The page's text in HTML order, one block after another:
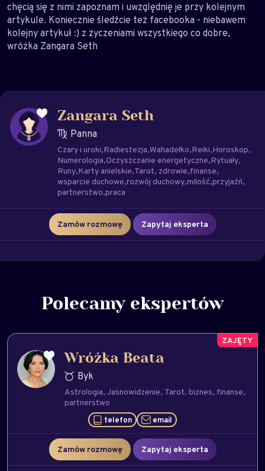
chęcią się z nimi zapoznam i uwzględnię je przy kolejnym
artykule. Koniecznie śledźcie też facebooka - niebawem
kolejny artykuł :) z życzeniami wszystkiego co dobre,
wróżka Zangara Seth
Zangara Seth
Panna
Czary i uroki Radiestezja Wahadełko Reiki Horoskop
Numerologia Oczyszczanie energetyczne Rytuały
Runy Karty anielskie Tarot zdrowie finanse
wsparcie duchowe rozwój duchowy milość przyjaźń
partnerstwo praca
Zamów rozmowę Zapytaj eksperta
Polecamy ekspertów
Wróżka Beata
Byk
Astrologia Jasnowidzenie Tarot biznes finanse
partnerstwo
telefon email
Zamów rozmowę Zapytaj eksperta